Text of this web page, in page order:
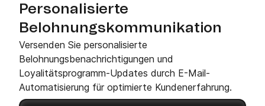
Personalisierte
Belohnungskommunikation
Versenden Sie personalisierte
Belohnungsbenachrichtigungen und
Loyalitätsprogramm-Updates durch E-Mail-
Automatisierung für optimierte Kundenerfahrung.